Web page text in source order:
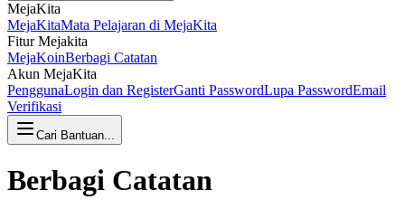
MejaKita
MejaKitaMata Pelajaran di MejaKita
Fitur Mejakita
MejaKoinBerbagi Catatan
Akun MejaKita
PenggunaLogin dan RegisterGanti PasswordLupa PasswordEmail
Verifikasi
Cari Bantuan...
Berbagi Catatan